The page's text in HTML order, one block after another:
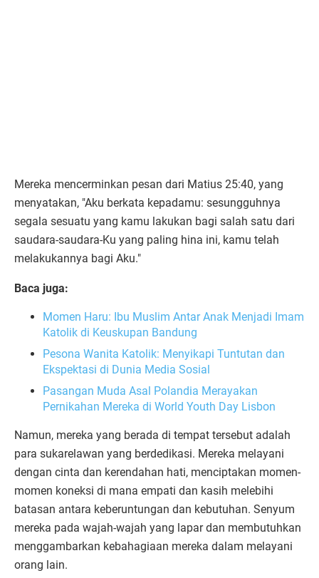
Mereka mencerminkan pesan dari Matius 25:40, yang
menyatakan, "Aku berkata kepadamu: sesungguhnya
segala sesuatu yang kamu lakukan bagi salah satu dari
saudara-saudara-Ku yang paling hina ini, kamu telah
melakukannya bagi Aku."
Baca juga:
Momen Haru: Ibu Muslim Antar Anak Menjadi Imam
Katolik di Keuskupan Bandung
Pesona Wanita Katolik: Menyikapi Tuntutan dan
Ekspektasi di Dunia Media Sosial
Pasangan Muda Asal Polandia Merayakan
Pernikahan Mereka di World Youth Day Lisbon
Namun, mereka yang berada di tempat tersebut adalah
para sukarelawan yang berdedikasi. Mereka melayani
dengan cinta dan kerendahan hati, menciptakan momen-
momen koneksi di mana empati dan kasih melebihi
batasan antara keberuntungan dan kebutuhan. Senyum
mereka pada wajah-wajah yang lapar dan membutuhkan
menggambarkan kebahagiaan mereka dalam melayani
orang lain.